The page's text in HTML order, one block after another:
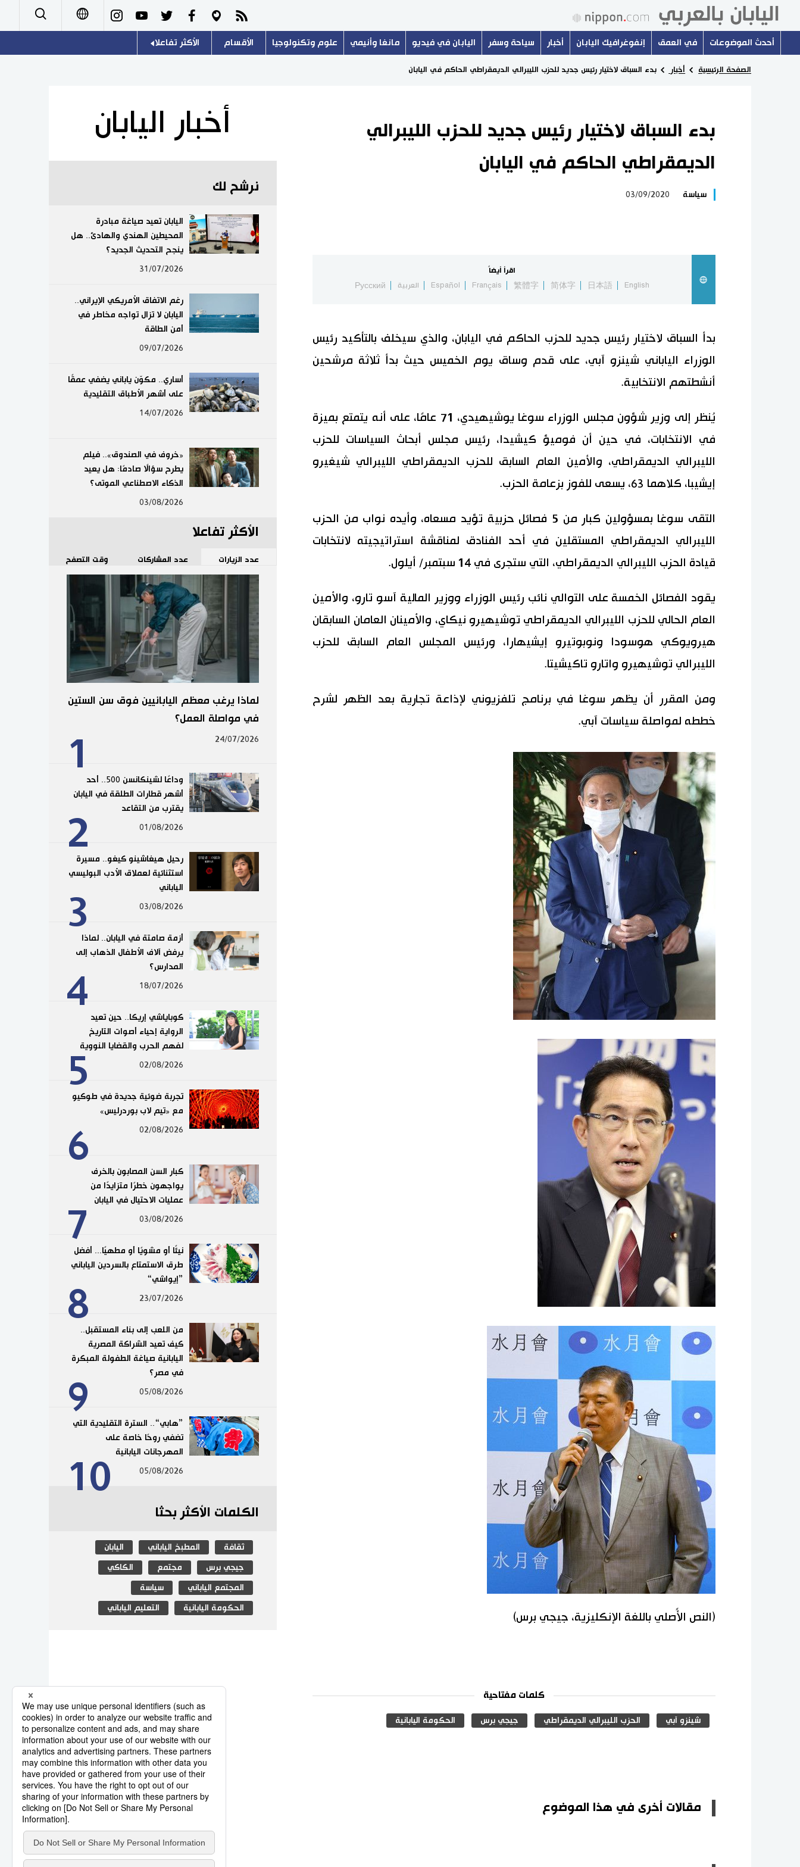
أحدث الموضوعات في العمق إنفوغرافيك اليابان أخبار سياحة وسفر اليابان في فيديو مانغا وأنيمي علوم وتكنولوجيا الأقسام
تجارب وآراء
سياسة
اقتصاد
مجتمع
ثقافة
طوكيو
الأكثر تفاعلا
هو وهي
المطبخ الياباني
الصفحة الرئيسية أخبار بدء السباق لاختيار رئيس جديد للحزب الليبرالي الديمقراطي الحاكم في اليابان
بدء السباق لاختيار رئيس جديد للحزب الليبرالي
الديمقراطي الحاكم في اليابان
سياسة 03/09/2020
اقرأ أيضاً
English
日本語
简体字
繁體字
Français
Español العربية Русский
بدأ السباق لاختيار رئيس جديد للحزب الحاكم في اليابان، والذي سيخلف بالتأكيد رئيس
الوزراء الياباني شينزو آبي، على قدم وساق يوم الخميس حيث بدأ ثلاثة مرشحين
أنشطتهم الانتخابية.
يُنظر إلى وزير شؤون مجلس الوزراء سوغا يوشيهيدي، 71 عامًا، على أنه يتمتع بميزة
في الانتخابات، في حين أن فوميؤ كيشيدا، رئيس مجلس أبحاث السياسات للحزب
الليبرالي الديمقراطي، والأمين العام السابق للحزب الديمقراطي الليبرالي شيغيرو
إيشيبا، كلاهما 63، يسعى للفوز بزعامة الحزب.
التقى سوغا بمسؤولين كبار من 5 فصائل حزبية تؤيد مسعاه، وأيده نواب من الحزب
الليبرالي الديمقراطي المستقلين في أحد الفنادق لمناقشة استراتيجيته لانتخابات
قيادة الحزب الليبرالي الديمقراطي، التي ستجرى في 14 سبتمبر/ أيلول.
يقود الفصائل الخمسة على التوالي نائب رئيس الوزراء ووزير المالية آسو تارو، والأمين
العام الحالي للحزب الليبرالي الديمقراطي توشيهيرو نيكاي، والأمينان العامان السابقان
هيرويوكي هوسودا ونوبوتيرو إيشيهارا، ورئيس المجلس العام السابق للحزب
الليبرالي توشيهيرو واتارو تاكيشيتا.
ومن المقرر أن يظهر سوغا في برنامج تلفزيوني لإذاعة تجارية بعد الظهر لشرح
خططه لمواصلة سياسات آبي.
(النص الأًصلي باللغة الإنكليزية، جيجي برس)
كلمات مفتاحية
شينزو آبي الحزب الليبرالي الديمقراطي جيجي برس الحكومة اليابانية
مقالات أخرى في هذا الموضوع
أخبار اليابان
نرشح لك
اليابان تعيد صياغة مبادرة
المحيطين الهندي والهادئ.. هل
ينجح التحديث الجديد؟
31/07/2026
رغم الاتفاق الأمريكي الإيراني..
اليابان لا تزال تواجه مخاطر في
أمن الطاقة
09/07/2026
أساري.. مكوّن ياباني يضفي عمقًا
على أشهر الأطباق التقليدية
14/07/2026
«خروف في الصندوق».. فيلم
يطرح سؤالًا صادمًا: هل يعيد
الذكاء الاصطناعي الموتى؟
03/08/2026
الأكثر تفاعلا
عدد الزيارات عدد المشاركات وقت التصفح
1
لماذا يرغب معظم اليابانيين فوق سن الستين
في مواصلة العمل؟
24/07/2026
2
وداعًا لشينكانسن 500.. أحد
أشهر قطارات الطلقة في اليابان
يقترب من التقاعد
01/08/2026
3
رحيل هيغاشينو كيغو.. مسيرة
استثنائية لعملاق الأدب البوليسي
الياباني
03/08/2026
4
أزمة صامتة في اليابان.. لماذا
يرفض آلاف الأطفال الذهاب إلى
المدارس؟
18/07/2026
5
كوباياشي إريكا.. حين تعيد
الرواية إحياء أصوات التاريخ
لفهم الحرب والقضايا النووية
02/08/2026
6
تجربة ضوئية جديدة في طوكيو
مع «تيم لاب بوردرليس»
02/08/2026
7
كبار السن المصابون بالخرف
يواجهون خطرًا متزايدًا من
عمليات الاحتيال في اليابان
03/08/2026
8
نيئًا أو مشويًا أو مطهيًا... أفضل
طرق الاستمتاع بالسردين الياباني
”إيواشي“
23/07/2026
9
من اللعب إلى بناء المستقبل..
كيف تعيد الشراكة المصرية
اليابانية صياغة الطفولة المبكرة
في مصر؟
05/08/2026
10
”هابي“.. السترة التقليدية التي
تضفي روحًا خاصة على
المهرجانات اليابانية
05/08/2026
الكلمات الأكثر بحثا
ثقافة المطبخ الياباني اليابان
جيجي برس مجتمع الكاكي
المجتمع الياباني سياسة
الحكومة اليابانية التعليم الياباني